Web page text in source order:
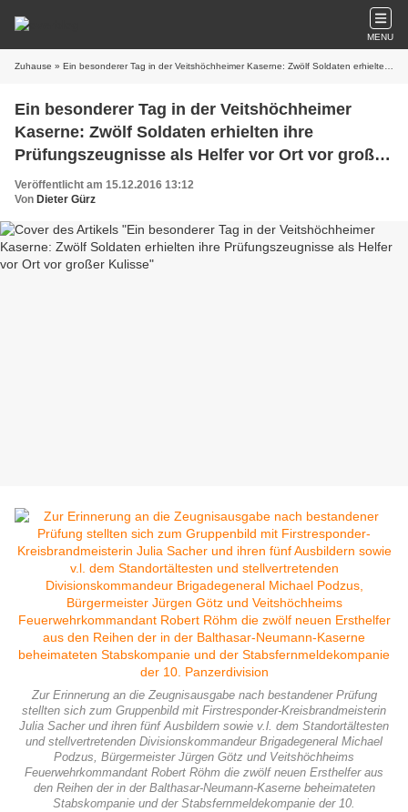
MENU
Zuhause » Ein besonderer Tag in der Veitshöchheimer Kaserne: Zwölf Soldaten erhielten ihre Prüfungszeugnisse als Helfer vor Ort vor großer Kulisse
Ein besonderer Tag in der Veitshöchheimer
Kaserne: Zwölf Soldaten erhielten ihre
Prüfungszeugnisse als Helfer vor Ort vor großer
Kulisse
Veröffentlicht am 15.12.2016 13:12
Von Dieter Gürz
Zur Erinnerung an die Zeugnisausgabe nach bestandener Prüfung
stellten sich zum Gruppenbild mit Firstresponder-Kreisbrandmeisterin
Julia Sacher und ihren fünf Ausbildern sowie v.l. dem Standortältesten
und stellvertretenden Divisionskommandeur Brigadegeneral Michael
Podzus, Bürgermeister Jürgen Götz und Veitshöchheims
Feuerwehrkommandant Robert Röhm die zwölf neuen Ersthelfer aus
den Reihen der in der Balthasar-Neumann-Kaserne beheimateten
Stabskompanie und der Stabsfernmeldekompanie der 10.